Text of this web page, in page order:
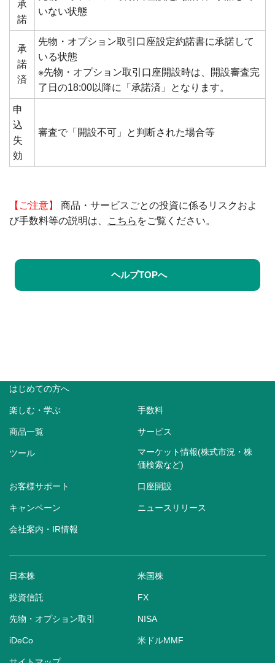
承
諾
いない状態
承
諾
済
先物・オプション取引口座設定約諾書に承諾して
いる状態
※先物・オプション取引口座開設時は、開設審査完
了日の18:00以降に「承諾済」となります。
申
込
失
効
審査で「開設不可」と判断された場合等
【ご注意】
商品・サービスごとの投資に係るリスクおよ
び手数料等の説明は、
こちら をご覧ください。
ヘルプTOPへ
はじめての方へ
楽しむ・学ぶ 手数料
商品一覧 サービス
ツール
マーケット情報(株式市況・株
価検索など)
お客様サポート 口座開設
キャンペーン ニュースリリース
会社案内・IR情報
日本株 米国株
投資信託 FX
先物・オプション取引 NISA
iDeCo 米ドルMMF